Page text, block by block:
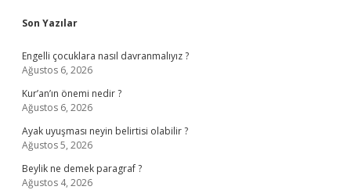
Sidebar
Son Yazılar
Engelli çocuklara nasıl davranmalıyız ?
Ağustos 6, 2026
Kur’an’ın önemi nedir ?
Ağustos 6, 2026
Ayak uyuşması neyin belirtisi olabilir ?
Ağustos 5, 2026
Beylik ne demek paragraf ?
Ağustos 4, 2026